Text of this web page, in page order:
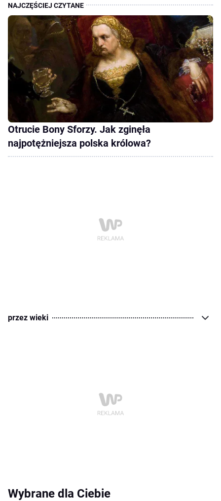
Otrucie Bony Sforzy. Jak zginęła
najpotężniejsza polska królowa?
przez wieki
Wybrane dla Ciebie